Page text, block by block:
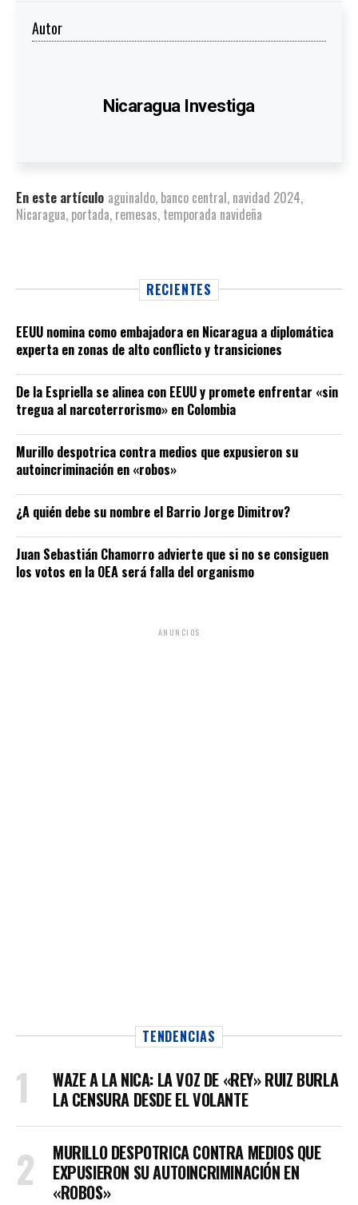
Autor
Nicaragua Investiga
En este artículo aguinaldo, banco central, navidad 2024,
Nicaragua, portada, remesas, temporada navideña
RECIENTES
EEUU nomina como embajadora en Nicaragua a diplomática
experta en zonas de alto conflicto y transiciones
De la Espriella se alinea con EEUU y promete enfrentar «sin
tregua al narcoterrorismo» en Colombia
Murillo despotrica contra medios que expusieron su
autoincriminación en «robos»
¿A quién debe su nombre el Barrio Jorge Dimitrov?
Juan Sebastián Chamorro advierte que si no se consiguen
los votos en la OEA será falla del organismo
ANUNCIOS
TENDENCIAS
WAZE A LA NICA: LA VOZ DE «REY» RUIZ BURLA
LA CENSURA DESDE EL VOLANTE
MURILLO DESPOTRICA CONTRA MEDIOS QUE
EXPUSIERON SU AUTOINCRIMINACIÓN EN
«ROBOS»